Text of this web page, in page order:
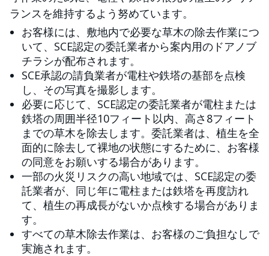
ランスを維持するよう努めています。
お客様には、敷地内で必要な草木の除去作業につ
いて、SCE認定の委託業者から案内用のドアノブ
チラシが配布されます。
SCE承認の請負業者が電柱や鉄塔の基部を点検
し、その写真を撮影します。
必要に応じて、SCE認定の委託業者が電柱または
鉄塔の周囲半径10フィート以内、高さ8フィート
までの草木を除去します。委託業者は、植生を全
面的に除去して裸地の状態にするために、お客様
の同意をお願いする場合があります。
一部の火災リスクの高い地域では、SCE認定の委
託業者が、同じ年に電柱または鉄塔を再度訪れ
て、植生の再成長がないか点検する場合がありま
す。
すべての草木除去作業は、お客様のご負担なしで
実施されます。